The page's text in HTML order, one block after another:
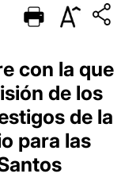
PORTUGUÊS
ESPAÑOL
DEUTSCH
POLSKI
العربيّة
con la que
de los
de la
para las